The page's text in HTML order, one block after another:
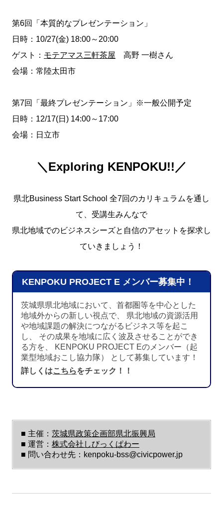
第6回「本質的なプレゼンテーション」
日時：10/27(金) 18:00～20:00
ゲスト： モテアマス三軒茶屋 高野 一樹さん
会場：常陸太田市
第7回「最終プレゼンテーション」※一般公開予定
日時：12/17(日) 14:00～17:00
会場：日立市
＼Exploring KENPOKU!!／
県北Business Start School 全7回のカリキュラムを通し
て、受講生みんなで
県北地域でのビジネスシーズと自信のアセットを探求し
ていきましょう！
KENPOKU PROJECT E メンバー募集中！
茨城県県北地域において、首都圏等を中心とした
地域外からの新しい視点で、 県北地域の資源活用
や地域課題の解決につながるビジネス等を起こ
し、 その成果を地域に広く波及させることができ
る方を、 KENPOKU PROJECT Eのメンバー（起
業型地域おこし協力隊） として募集しています！
詳しくはこちらをチェック！！
■ 主催： 茨城県政策企画部県北振興局
■ 運営： 株式会社しびっくぱわー
■ 問い合わせ先：kenpoku-bss@civicpower.jp